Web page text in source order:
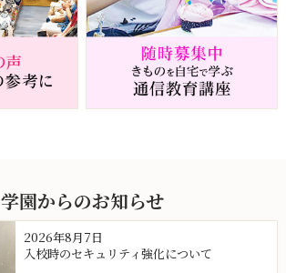
学園からのお知らせ
2026年8月7日
入校時のセキュリティ強化について